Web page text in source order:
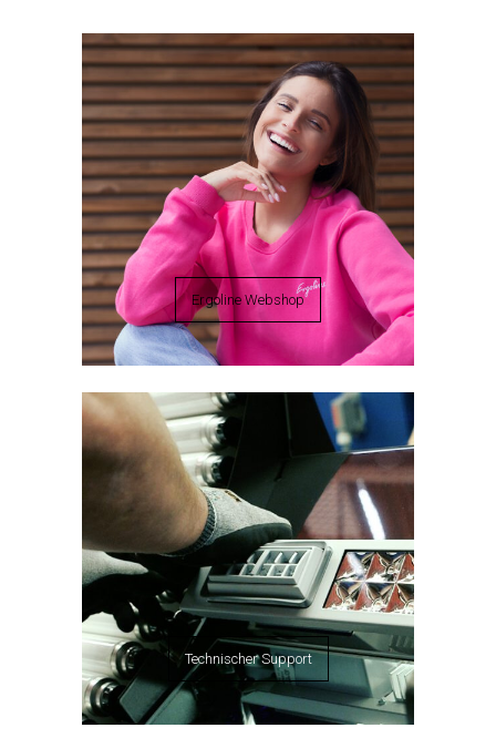
Ergoline Webshop
Technischer Support